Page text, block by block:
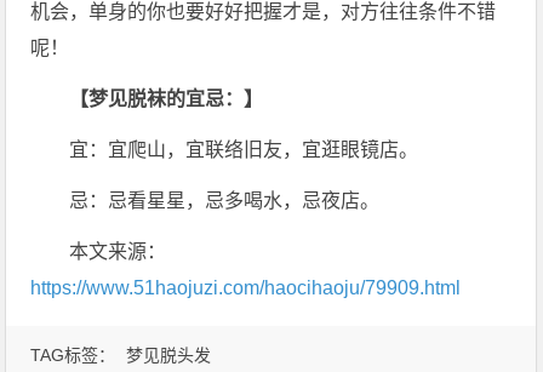
TAG标签： 梦见脱头发
机会，单身的你也要好好把握才是，对方往往条件不错
呢！
【梦见脱袜的宜忌：】
宜：宜爬山，宜联络旧友，宜逛眼镜店。
忌：忌看星星，忌多喝水，忌夜店。
本文来源：
https://www.51haojuzi.com/haocihaoju/79909.html